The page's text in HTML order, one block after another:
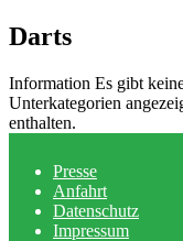
Darts
Information Es gibt
Unterkategorien
enthalten.
Presse
Anfahrt
Datenschutz
Impressum